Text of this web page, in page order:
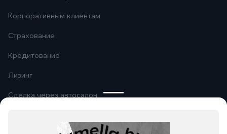
Корпоративным клиентам
Страхование
Кредитование
Лизинг
Сделка через автосалон